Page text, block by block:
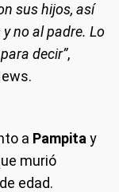
sus hijos, así
no al padre. Lo
decir”,
a Pampita y
murió
edad.